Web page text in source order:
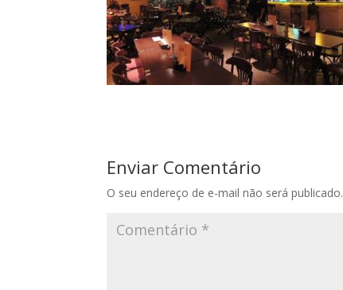
Enviar Comentário
O seu endereço de e-mail não será publicado.